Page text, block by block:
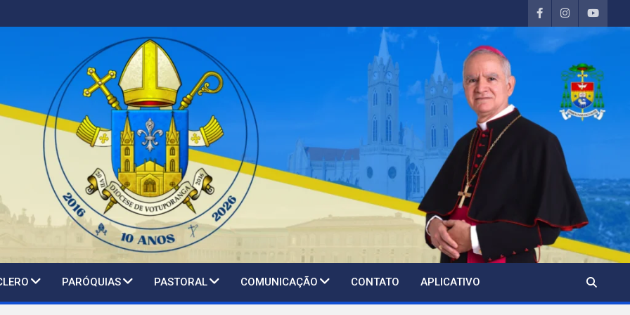
PARÓQUIAS PASTORAL COMUNICAÇÃO CONTATO APLICATIVO